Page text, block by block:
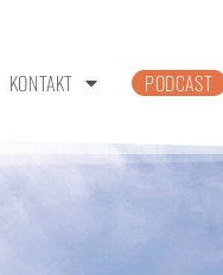
KONTAKT PODCAST